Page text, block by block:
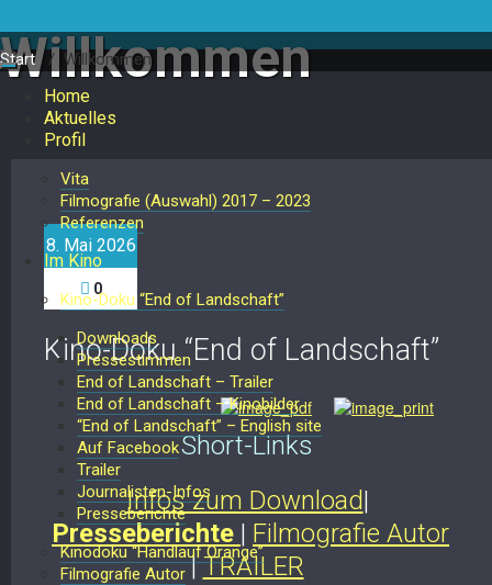
to
content
Toggle
navigation
Home
Aktuelles
Profil
Vita
Filmografie (Auswahl) 2017 – 2023
Referenzen
Im Kino
Kino-Doku “End of Landschaft”
Downloads
Pressestimmen
End of Landschaft – Trailer
End of Landschaft – Kinobilder
“End of Landschaft” – English site
Auf Facebook
Trailer
Journalisten-Infos
Presseberichte
Kinodoku “Handlauf Orange”
Filmografie Autor
Willkommen
Start/ Willkommen
8. Mai 2026
0
Kino-Doku “End of Landschaft”
Short-Links
Infos zum Download|
Presseberichte | Filmografie Autor
|TRAILER